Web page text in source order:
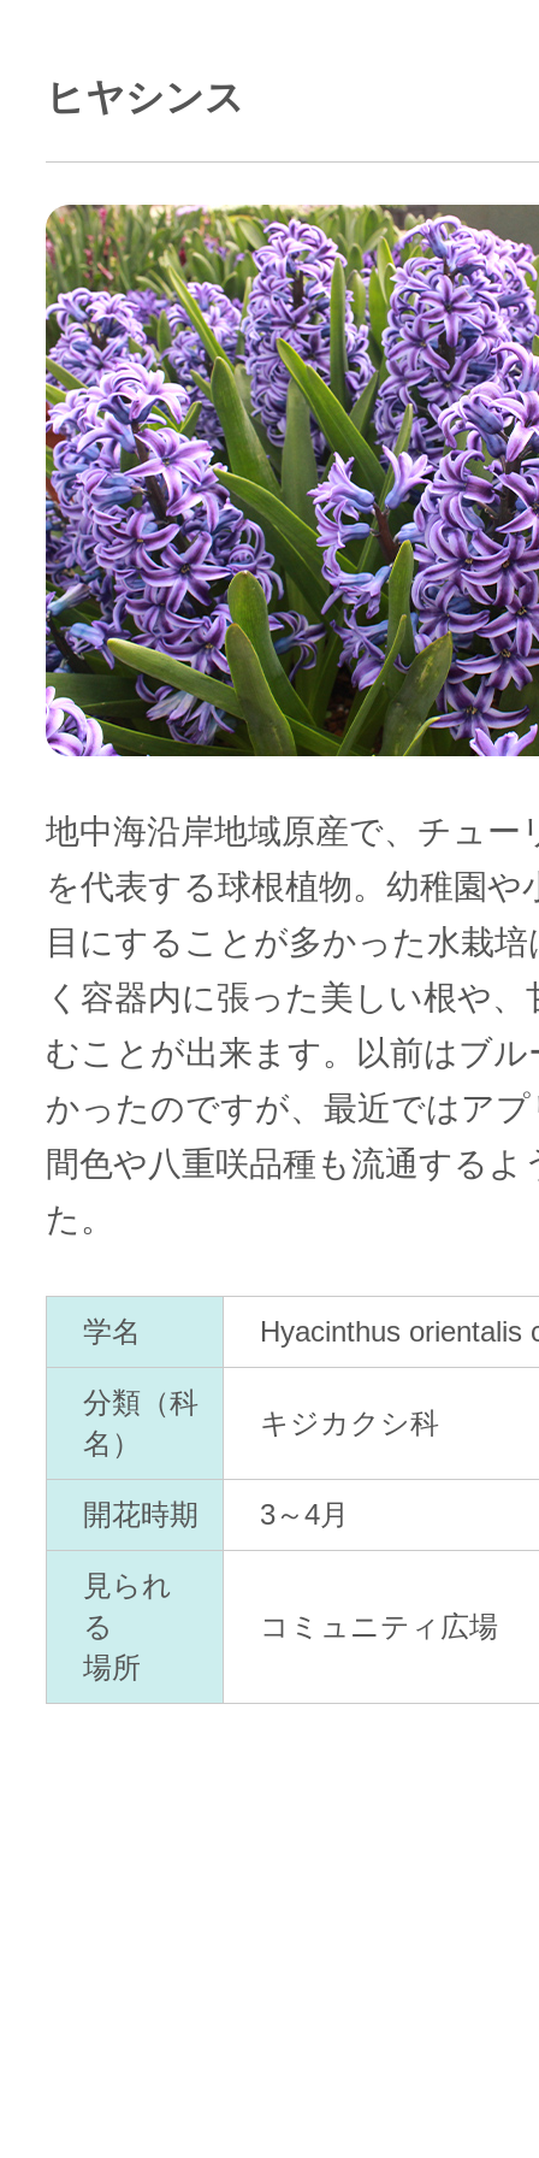
ヒヤシンス
地中海沿岸地域原産で、チュー
を代表する球根植物。幼稚園や
目にすることが多かった水栽
く容器内に張った美しい根や
むことが出来ます。以前はブル
かったのですが、最近ではア
間色や八重咲品種も流通する
た。
学名 Hyacinthus orientalis
分類（科
名）
キジカクシ科
開花時期 3～4月
見られ
る
場所
コミュニティ広場